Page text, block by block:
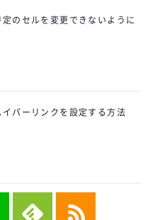
のセルを変更できないように
パーリンクを設定する方法